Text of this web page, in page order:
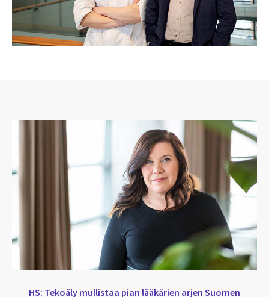
HS: Tekoäly mullistaa pian lääkärien arjen Suomen